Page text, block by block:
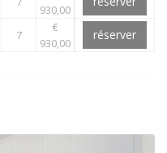
930,00
7
€
930,00
réserver